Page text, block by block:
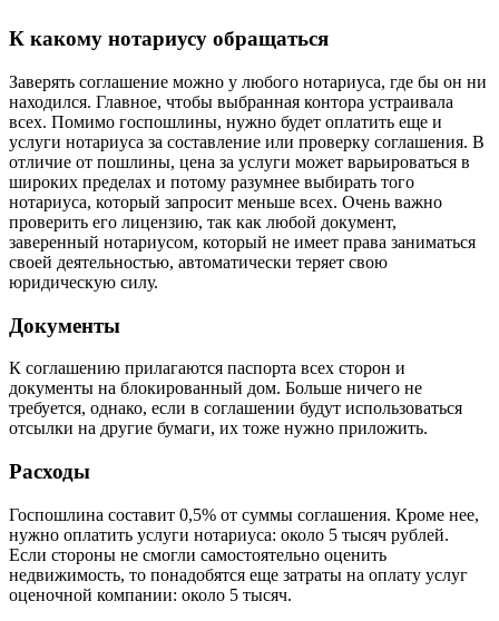
К какому нотариусу обращаться
Заверять соглашение можно у любого нотариуса, где бы он ни
находился. Главное, чтобы выбранная контора устраивала
всех. Помимо госпошлины, нужно будет оплатить еще и
услуги нотариуса за составление или проверку соглашения. В
отличие от пошлины, цена за услуги может варьироваться в
широких пределах и потому разумнее выбирать того
нотариуса, который запросит меньше всех. Очень важно
проверить его лицензию, так как любой документ,
заверенный нотариусом, который не имеет права заниматься
своей деятельностью, автоматически теряет свою
юридическую силу.
Документы
К соглашению прилагаются паспорта всех сторон и
документы на блокированный дом. Больше ничего не
требуется, однако, если в соглашении будут использоваться
отсылки на другие бумаги, их тоже нужно приложить.
Расходы
Госпошлина составит 0,5% от суммы соглашения. Кроме нее,
нужно оплатить услуги нотариуса: около 5 тысяч рублей.
Если стороны не смогли самостоятельно оценить
недвижимость, то понадобятся еще затраты на оплату услуг
оценочной компании: около 5 тысяч.